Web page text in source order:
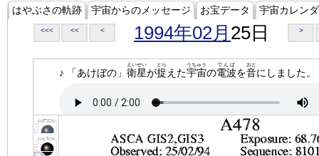
はやぶさの軌跡 宇宙からのメッセージ お宝データ 宇宙カレン
<<< << < 1994年02月 25日 >
♪ 「あけぼの」 衛星
えいせい
が捉
とら
えた宇宙
うちゅう
の電波
でんぱ
を音
おと
にしました。